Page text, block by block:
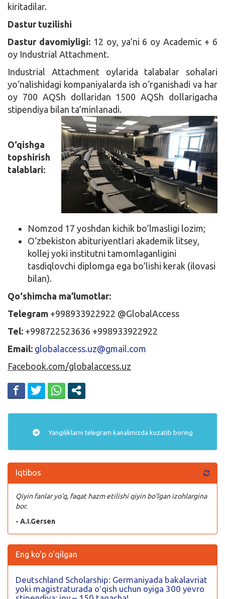
kiritadilar.
Dastur tuzilishi
Dastur davomiyligi:12 oy, ya’ni 6 oy Academic + 6
oy Industrial Attachment.
Industrial Attachment oylarida talabalar sohalari
yo‘nalishidagi kompaniyalarda ish o‘rganishadi va har
oy 700 AQSh dollaridan 1500 AQSh dollarigacha
stipendiya bilan ta’minlanadi.
O‘qishga
topshirish
talablari:
Nomzod 17 yoshdan kichik bo’lmasligi lozim;
O‘zbekiston abituriyentlari akademik litsey,
kollej yoki institutni tamomlaganligini
tasdiqlovchi diplomga ega bo’lishi kerak (ilovasi
bilan).
Qo‘shimcha ma’lumotlar:
Telegram +998933922922 @GlobalAccess
Tel: +998722523636 +998933922922
Email: globalaccess.uz@gmail.com
Facebook.com/globalaccess.uz
Yangiliklarni telegram kanalimizda kuzatib boring
Iqtibos
Qiyin fanlar yo’q, faqat hazm etilishi qiyin bo’lgan izohlargina
bor.
- A.I.Gersen
Eng ko'p o'qilgan
Deutschland Scholarship: Germaniyada bakalavriat
yoki magistraturada oʻqish uchun oyiga 300 yevro